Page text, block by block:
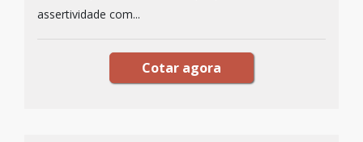
assertividade com...
Cotar agora